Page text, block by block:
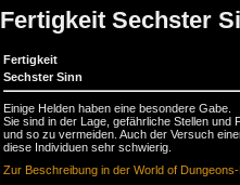
Fertigkeit Sechster
Fertigkeit
Sechster Sinn
Einige Helden haben eine besondere Gabe.
Sie sind in der Lage, gefährliche Stellen und
und so zu vermeiden. Auch der Versuch
diese Individuen sehr schwierig.
Zur Beschreibung in der World of Dungeons-